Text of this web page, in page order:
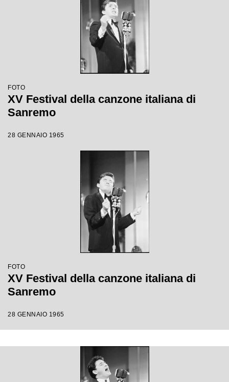
FOTO
XV Festival della canzone italiana di
Sanremo
28 GENNAIO 1965
FOTO
XV Festival della canzone italiana di
Sanremo
28 GENNAIO 1965